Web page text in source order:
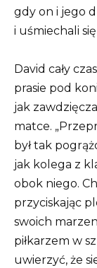
gdy on i jego
i uśmiechali
David cały
prasie pod
jak
matce.
był tak
jak kolega z
obok niego.
przyciskając
swoich
piłkarzem w
uwierzyć, że